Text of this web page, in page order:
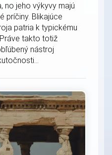
no jeho výkyvy majú
príčiny. Blikajúce
patria k typickému
takto totiž
nástroj